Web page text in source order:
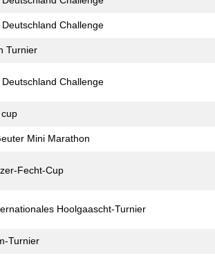
Deutschland Challenge
Turnier
Deutschland Challenge
Mini Marathon
Fecht-Cup
Hoolgaascht-Turnier
Turnier